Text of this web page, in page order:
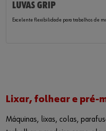
LUVAS GRIP
Excelente flexibilidade para trabalhos de
Lixar, folhear e pré-
Máquinas, lixas, colas,